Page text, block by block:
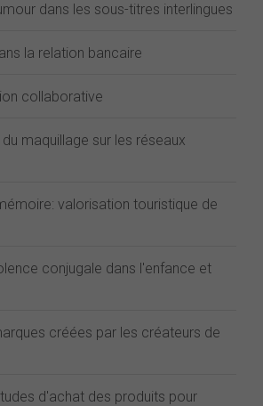
dans les sous-titres interlingues
la relation bancaire
collaborative
maquillage sur les réseaux
valorisation touristique de
conjugale dans l'enfance et
créées par les créateurs de
d'achat des produits pour